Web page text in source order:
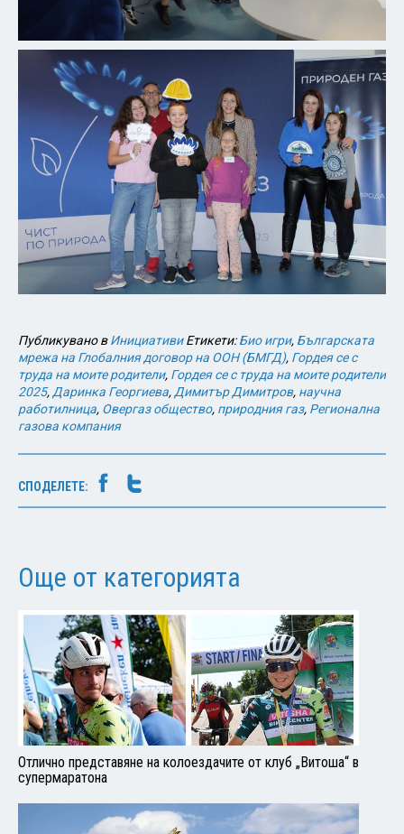
Публикувано вИнициативи Етикети:Био игри, Българската
мрежа на Глобалния договор на ООН (БМГД), Гордея се с
труда на моите родители, Гордея се с труда на моите родители
2025,Даринка Георгиева,Димитър Димитров, научна
работилница, Овергаз общество, природния газ, Регионална
газова компания
СПОДЕЛЕТЕ:
Още от категорията
Отлично представяне на колоездачите от клуб „Витоша“ в
супермаратона